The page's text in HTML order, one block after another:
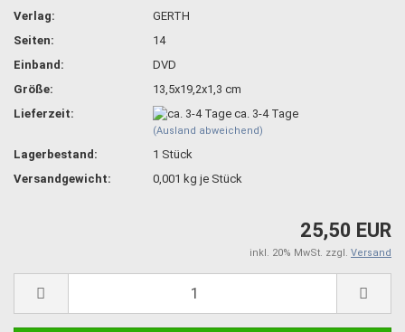
Verlag:
GERTH
Seiten:
14
Einband:
DVD
Größe:
13,5x19,2x1,3 cm
Lieferzeit:
ca. 3-4 Tage
(Ausland abweichend)
Lagerbestand: 1 Stück
Versandgewicht:
0,001 kg je Stück
25,50 EUR
inkl. 20% MwSt. zzgl. Versand